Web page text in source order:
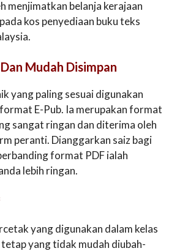
menjimatkan belanja kerajaan
kos penyediaan buku teks
Mudah Disimpan
yang paling sesuai digunakan
E-Pub. Ia merupakan format
sangat ringan dan diterima oleh
peranti. Dianggarkan saiz bagi
format PDF ialah
lebih ringan.
yang digunakan dalam kelas
yang tidak mudah diubah-